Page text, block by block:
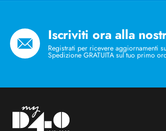
Iscriviti ora alla
Registrati per ricevere aggiornamenti
Spedizione GRATUITA sul tuo primo